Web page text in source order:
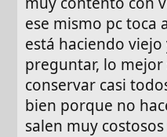
ese mismo pc toca
está haciendo
preguntar, lo mejor
conservar casi
bien porque no
salen muy